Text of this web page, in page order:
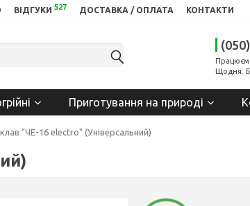
ВІДГУКИ 527 ДОСТАВКА / ОПЛАТА КОНТАКТИ
Щодня.
Приготування на природі
"ЧЕ-16 electro" (Універсальний)